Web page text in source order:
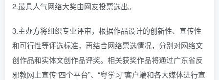
2.最具人气网络大奖由网友投票选出。
3.主办方将组织专业评审，根据作品设计的创新性、宣传性
和可行性等评选标准，再结合网络票选情况，分别对网络文
创作品和实体文创作品评奖。相关获奖作品将通过广东省反
邪教网上宣传“四个平台”、“粤学习”客户端和各大媒体进行宣